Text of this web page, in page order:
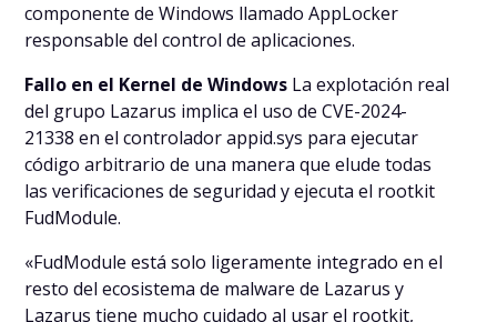
componente de Windows llamado AppLocker
responsable del control de aplicaciones.
Fallo en el Kernel de Windows La explotación real
del grupo Lazarus implica el uso de CVE-2024-
21338 en el controlador appid.sys para ejecutar
código arbitrario de una manera que elude todas
las verificaciones de seguridad y ejecuta el rootkit
FudModule.
«FudModule está solo ligeramente integrado en el
resto del ecosistema de malware de Lazarus y
Lazarus tiene mucho cuidado al usar el rootkit,